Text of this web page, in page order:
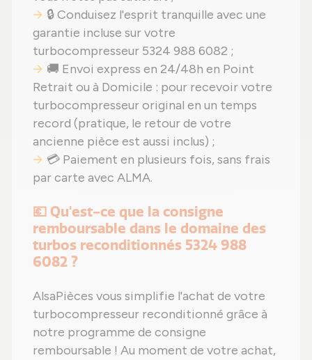
🔒 Conduisez l'esprit tranquille avec une
garantie incluse sur votre
turbocompresseur 5324 988 6082 ;
🚚 Envoi express en 24/48h en Point
Retrait ou à Domicile : pour recevoir votre
turbocompresseur original en un temps
record (pratique, le retour de votre
ancienne pièce est aussi inclus) ;
💳 Paiement en plusieurs fois, sans frais
par carte avec ALMA.
💶 Qu'est-ce que la consigne
remboursable dans le domaine des
turbos reconditionnés 5324 988
6082 ?
AlsaPièces vous simplifie l'achat de votre
turbocompresseur reconditionné grâce à
notre programme de consigne
remboursable ! Au moment de votre achat,